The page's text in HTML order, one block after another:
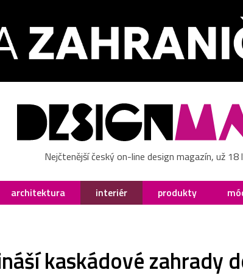
Nejčtenější český on-line design magazín, už
architektura interiér produkty
kaskádové zahrady